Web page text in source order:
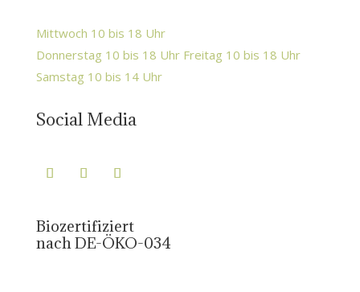
Mittwoch 10 bis 18 Uhr
Donnerstag 10 bis 18 Uhr Freitag 10 bis 18 Uhr
Samstag 10 bis 14 Uhr
Social Media
Biozertifiziert
nach DE-ÖKO-034